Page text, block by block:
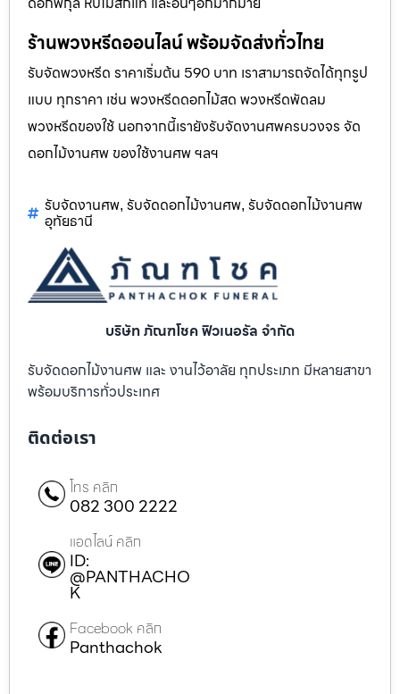
ร้านพวงหรีดออนไลน์ พร้อมจัดส่งทั่วไทย
รับจัดพวงหรีด ราคาเริ่มต้น 590 บาท เราสามารถจัดได้ทุกรูป
แบบ ทุกราคา เช่น พวงหรีดดอกไม้สด พวงหรีดพัดลม
พวงหรีดของใช้ นอกจากนี้เรายังรับจัดงานศพครบวงจร จัด
ดอกไม้งานศพ ของใช้งานศพ ฯลฯ
รับจัดงานศพ, รับจัดดอกไม้งานศพ, รับจัดดอกไม้งานศพ
อุทัยธานี
บริษัท ภัณฑโชค ฟิวเนอรัล จำกัด
รับจัดดอกไม้งานศพ และ งานไว้อาลัย ทุกประเภท มีหลายสาขา
พร้อมบริการทั่วประเทศ
ติดต่อเรา
โทร คลิก
082 300 2222
แอดไลน์ คลิก
ID:
@PANTHACHO
K
Facebook คลิก
Panthachok